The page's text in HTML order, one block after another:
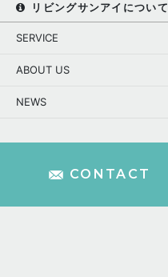
リビングサンアイについて
SERVICE
ABOUT US
NEWS
CONTACT